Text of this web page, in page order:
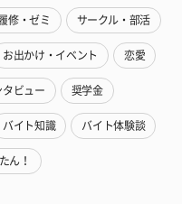
修・ゼミ サークル・部活
お出かけ・イベント 恋愛
タビュー 奨学金
バイト知識 バイト体験談
ん！